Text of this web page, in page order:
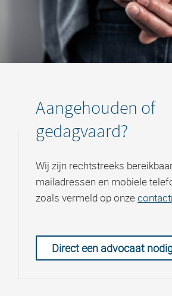
Aangehouden of
gedagvaard?
Wij zijn rechtstreeks
mailadressen en mobiele
zoals vermeld op onze
Direct een advocaat